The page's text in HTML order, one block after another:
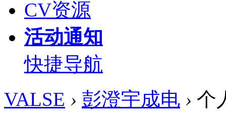
CV资源
活动通知
快捷导航
VALSE › 彭澄宇成电 › 个